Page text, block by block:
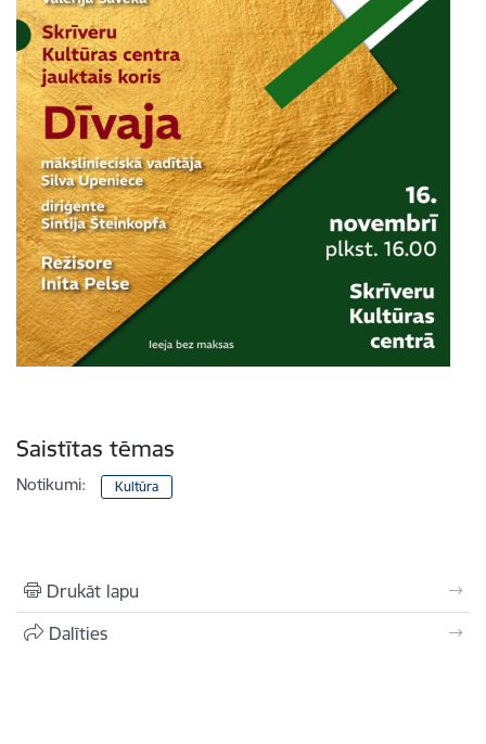
Saistītas tēmas
Notikumi: Kultūra
Drukāt lapu
Dalīties